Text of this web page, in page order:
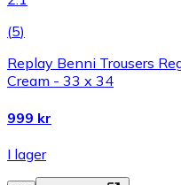
(5)
Replay Benni Trousers
Cream - 33 x 34
999 kr
I lager